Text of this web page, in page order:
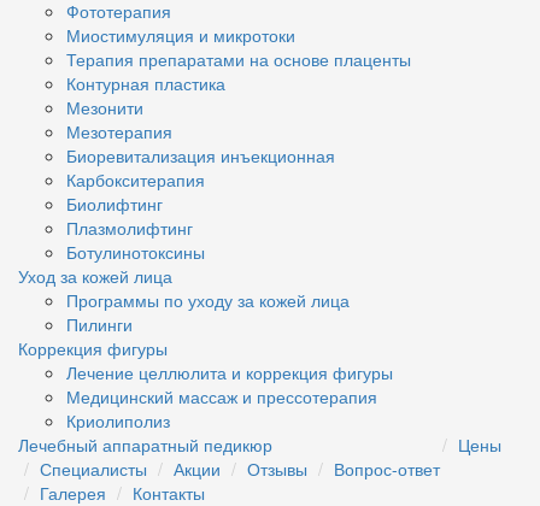
Фототерапия
Миостимуляция и микротоки
Терапия препаратами на основе плаценты
Контурная пластика
Мезонити
Мезотерапия
Биоревитализация инъекционная
Карбокситерапия
Биолифтинг
Плазмолифтинг
Ботулинотоксины
Уход за кожей лица
Программы по уходу за кожей лица
Пилинги
Коррекция фигуры
Лечение целлюлита и коррекция фигуры
Медицинский массаж и прессотерапия
Криолиполиз
Лечебный аппаратный педикюр
Цены
Специалисты
Акции Отзывы
Вопрос-ответ
Галерея
Контакты